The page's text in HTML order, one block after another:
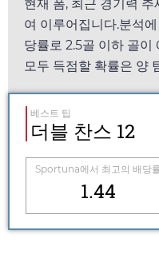
현재 폼, 최근 경기력
여 이루어집니다.분석
당률로 2.5골 이하 골이
모두 득점할 확률은 양
베스트 팁
더블 찬스 12
Sportuna에서 최고의 배당
1.44